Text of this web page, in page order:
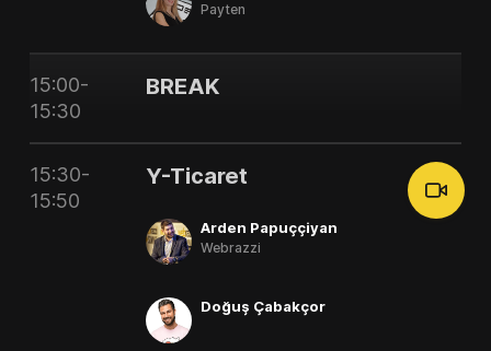
Payten
15:00-
15:30
BREAK
15:30-
15:50
Y-Ticaret
Arden Papuççiyan
Webrazzi
Doğuş Çabakçor